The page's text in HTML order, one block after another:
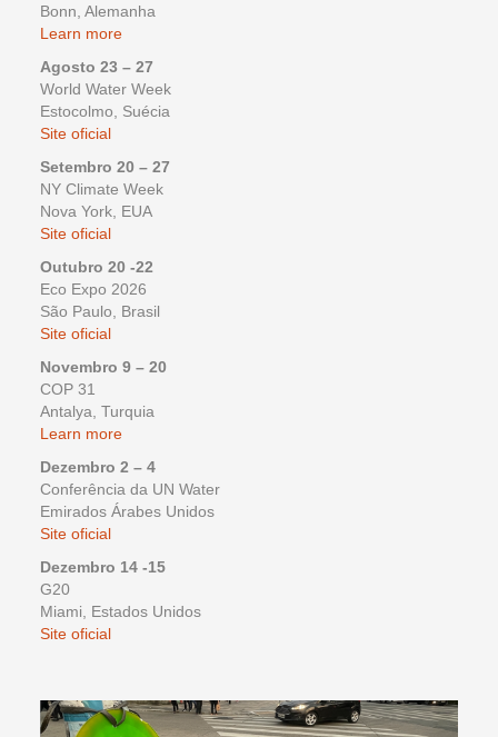
Bonn, Alemanha
Learn more
Agosto 23 – 27
World Water Week
Estocolmo, Suécia
Site oficial
Setembro 20 – 27
NY Climate Week
Nova York, EUA
Site oficial
Outubro 20 -22
Eco Expo 2026
São Paulo, Brasil
Site oficial
Novembro 9 – 20
COP 31
Antalya, Turquia
Learn more
Dezembro 2 – 4
Conferência da UN Water
Emirados Árabes Unidos
Site oficial
Dezembro 14 -15
G20
Miami, Estados Unidos
Site oficial